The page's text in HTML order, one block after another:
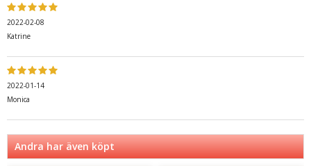
2022-02-08
Katrine
2022-01-14
Monica
Andra har även köpt